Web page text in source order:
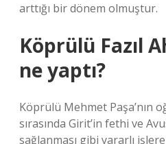
arttığı bir dönem olmuştur.
Köprülü Fazıl
ne yaptı?
Köprülü Mehmet Paşa’nın
sırasında Girit’in fethi ve
sağlanması gibi yararlı